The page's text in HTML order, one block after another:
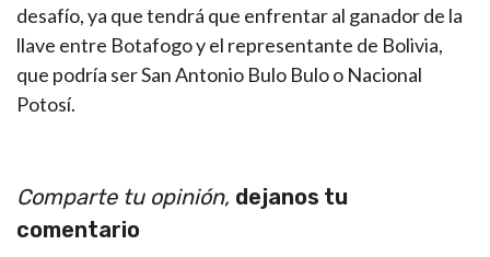
desafío, ya que tendrá que enfrentar al ganador de la
llave entre Botafogo y el representante de Bolivia,
que podría ser San Antonio Bulo Bulo o Nacional
Potosí.
Comparte tu opinión, dejanos tu
comentario